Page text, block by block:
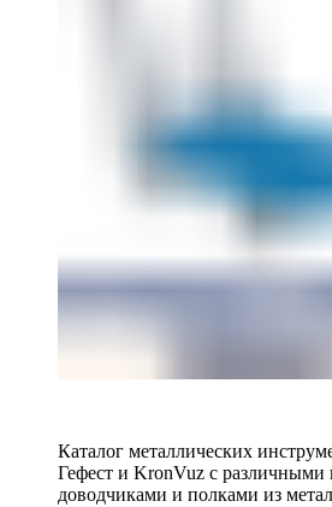
Каталог металлических
Гефест и KronVuz с
доводчиками и полками из